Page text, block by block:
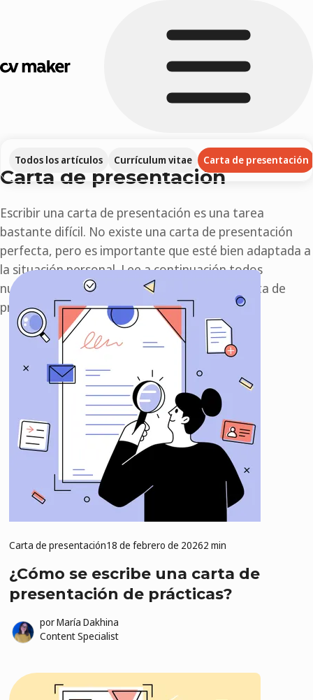
Todos los artículos Currículum vitae Carta de presentación
Carta de presentación
Escribir una carta de presentación es una tarea
bastante difícil. No existe una carta de presentación
perfecta, pero es importante que esté bien adaptada a
la situación personal. Lee a continuación todos
nuestros consejos para escribir una buena carta de
presentación.
¿Cómo se escribe una carta de
presentación de prácticas?
Carta de presentación18 de febrero de 20262 min
porMaría Dakhina
Content Specialist